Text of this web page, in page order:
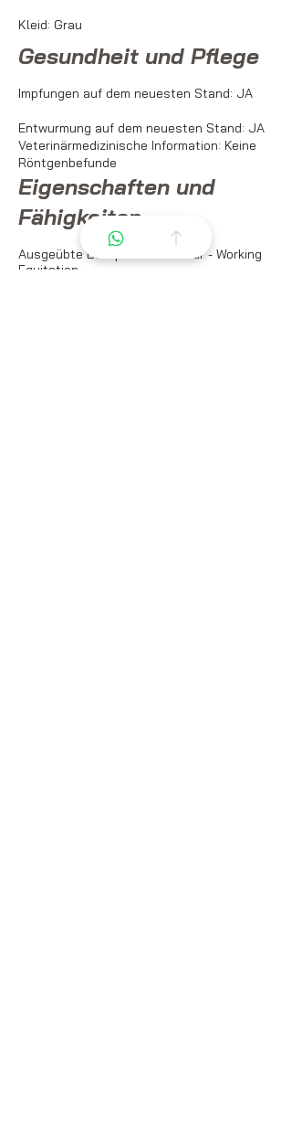
Kleid: Grau
Gesundheit und Pflege
Impfungen auf dem neuesten Stand: JA
Entwurmung auf dem neuesten Stand: JA
Veterinärmedizinische Information: Keine
Röntgenbefunde
Eigenschaften und
Fähigkeiten
Ausgeübte Disziplinen: Dressur - Working
Equitation